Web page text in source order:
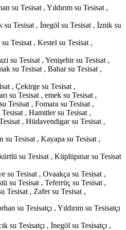
su Tesisat , Yıldırım su Tesisat ,
su Tesisat , İnegöl su Tesisat , İznik su
Tesisat , Kestel su Tesisat ,
su Tesisat , Yenişehir su Tesisat ,
su Tesisat , Bahar su Tesisat ,
, Çekirge su Tesisat ,
su Tesisat , emek su Tesisat ,
Tesisat , Fomara su Tesisat ,
, Hamitler su Tesisat ,
, Hüdavendigar su Tesisat ,
su Tesisat , Kayapa su Tesisat ,
su Tesisat , Küplüpınar su Tesisat
su Tesisat , Ovaakça su Tesisat ,
su Tesisat , Teferrüç su Tesisat ,
Tesisat , Zafer su Tesisat ,
su Tesisatçı , Yıldırım su Tesisatçı
su Tesisatçı , İnegöl su Tesisatçı ,